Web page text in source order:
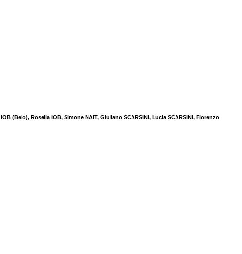
(Belo), Rosella IOB, Simone NAIT, Giuliano SCARSINI, Lucia SCARSINI, Fiorenzo